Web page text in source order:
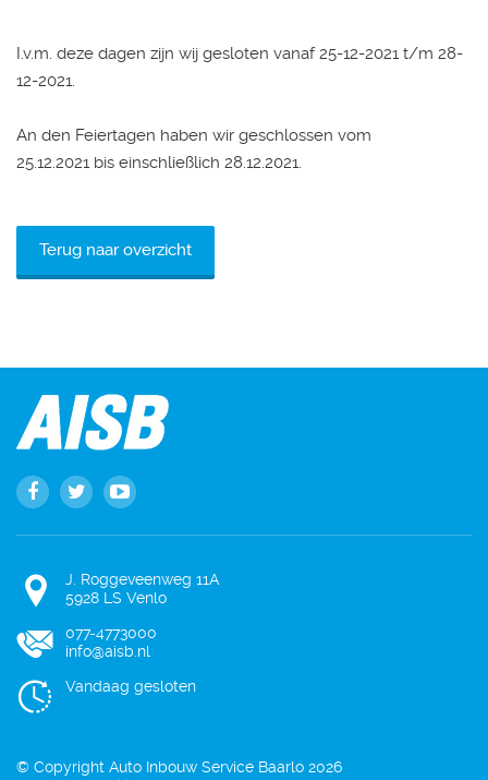
I.v.m. deze dagen zijn wij gesloten vanaf 25-12-2021 t/m 28-
12-2021.
An den Feiertagen haben wir geschlossen vom
25.12.2021 bis einschließlich 28.12.2021.
Terug naar overzicht
J. Roggeveenweg 11A
5928 LS Venlo
077-4773000
info@aisb.nl
Vandaag gesloten
© Copyright Auto Inbouw Service Baarlo 2026